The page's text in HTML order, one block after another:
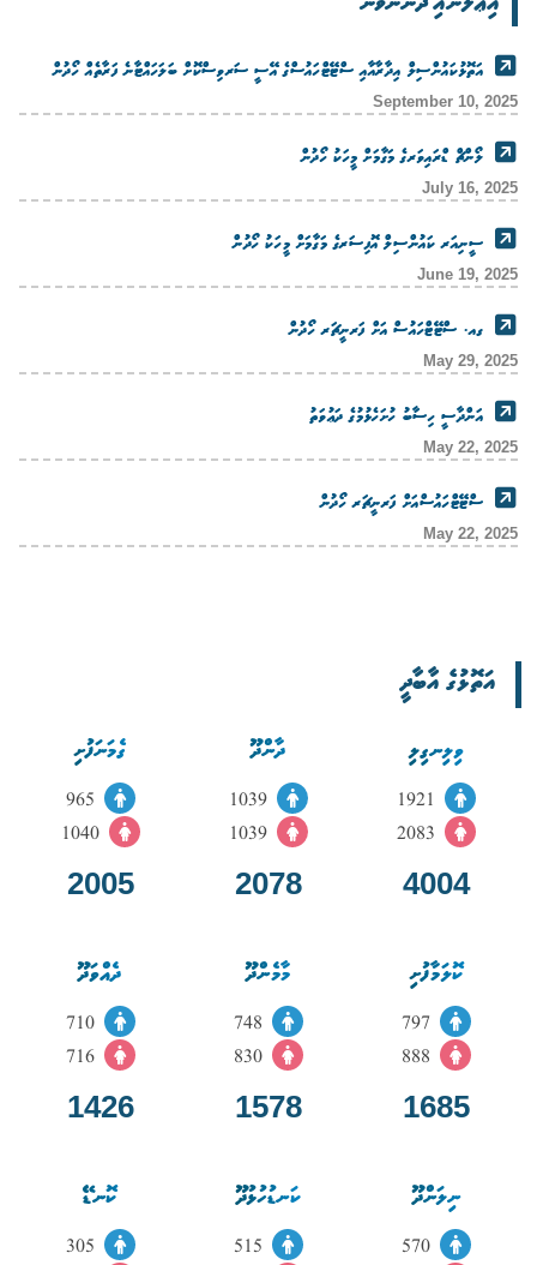
އަތޮޅުކައުންސިލް އިދާރާއާއި ސްޓޭޓްހައުސްގެ އޭސީ ސަރވިސްކޮށް ބަލަހައްޓާނެ ފަރާތެއް ހޯދުން
September 10, 2025
ލޯންޗް ޑްރައިވަރގެ މަގާމަށް މީހަކު ހޯދުން
July 16, 2025
ސީނިއަރ ކައުންސިލް އޮފިސަރގެ މަގާމަށް މީހަކު ހޯދުން
June 19, 2025
ގއ. ސްޓޭޓްހައުސް އަށް ފަރނީޗަރ ހޯދުން
May 29, 2025
އަންދާސީ ހިސާބު ހުށަހެޅުމުގެ ދަޢުވަތު
May 22, 2025
ސްޓޭޓްހައުސްއަށް ފަރނީޗަރ ހޯދުން
May 22, 2025
އަތޮޅުގެ އާބާދީ
ވިލިނގިލި
1921
2083
4004
ދާންދޫ
1039
1039
2078
ގެމަނަފުށި
1040
2005
ކޮލަމާފުށި
797
888
1685
މާމެންދޫ
748
830
1578
ދެއްވަދޫ
710
716
1426
ނިލަންދޫ
570
ކަނޑުހުޅުދޫ
515
ކޮނޑޭ